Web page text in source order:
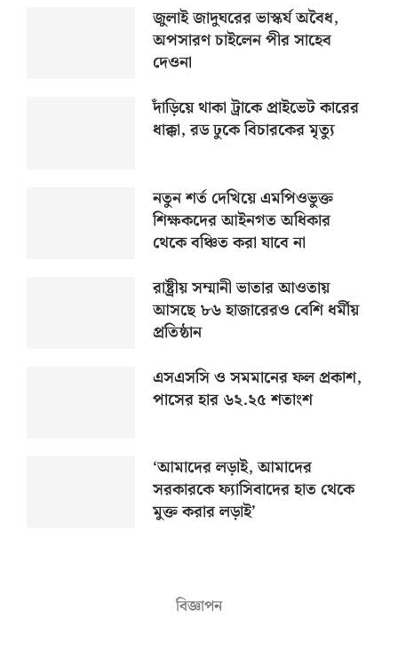
জুলাই জাদুঘরের ভাস্কর্য অবৈধ,
অপসারণ চাইলেন পীর সাহেব
দেওনা
দাঁড়িয়ে থাকা ট্রাকে প্রাইভেট কারের
ধাক্কা, রড ঢুকে বিচারকের মৃত্যু
নতুন শর্ত দেখিয়ে এমপিওভুক্ত
শিক্ষকদের আইনগত অধিকার
থেকে বঞ্চিত করা যাবে না
রাষ্ট্রীয় সম্মানী ভাতার আওতায়
আসছে ৮৬ হাজারেরও বেশি ধর্মীয়
প্রতিষ্ঠান
এসএসসি ও সমমানের ফল প্রকাশ,
পাসের হার ৬২.২৫ শতাংশ
‘আমাদের লড়াই, আমাদের
সরকারকে ফ্যাসিবাদের হাত থেকে
মুক্ত করার লড়াই’
বিজ্ঞাপন